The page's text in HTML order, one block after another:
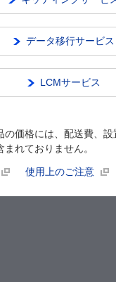
データ移行サービス
LCMサービス
の価格には、配送費、
れておりません。
使用上のご注意